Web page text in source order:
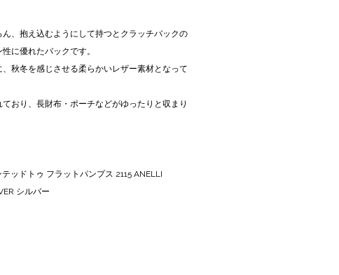
、抱え込むようにして持つとクラッチバックの
に優れたバックです。
秋冬を感じさせる柔らかいレザー素材となって
おり、長財布・ポーチなどがゆったりと収まり
ッドトゥ フラットパンプス 2115 ANELLI
シルバー